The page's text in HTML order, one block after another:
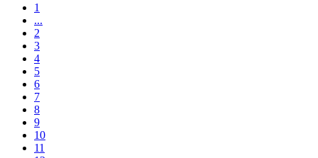
1
...
2
3
4
5
6
7
8
9
10
11